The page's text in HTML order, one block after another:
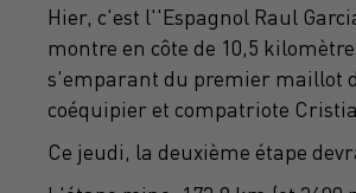
Hier, c'est l''Espagnol Raul
montre en côte de 10,5
s'emparant du premier maillot
coéquipier et compatriote
Ce jeudi, la deuxième étape